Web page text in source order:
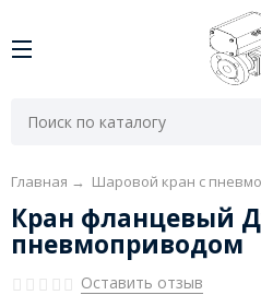
Главная → Шаровой кран с
Кран фланцевый
пневмоприводом
Оставить отзыв